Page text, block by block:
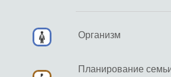
Организм
Планирование